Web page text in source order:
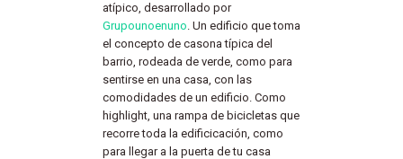
atípico, desarrollado por
Grupounoenuno. Un edificio que toma
el concepto de casona típica del
barrio, rodeada de verde, como para
sentirse en una casa, con las
comodidades de un edificio. Como
highlight, una rampa de bicicletas que
recorre toda la edificicación, como
para llegar a la puerta de tu casa